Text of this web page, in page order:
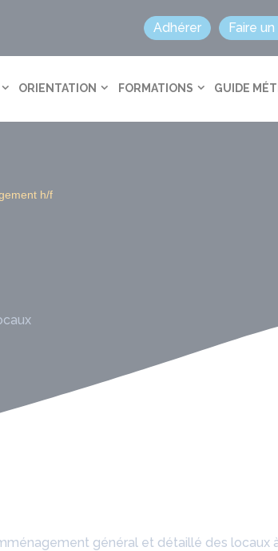
Adhérer Faire
ORIENTATION FORMATIONS GUIDE
h/f
général et détaillé des locaux